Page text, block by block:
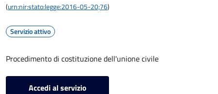
(urn:nir:stato:legge:2016-05-20;76)
Servizio attivo
Procedimento di costituzione dell'unione civile
Accedi al servizio